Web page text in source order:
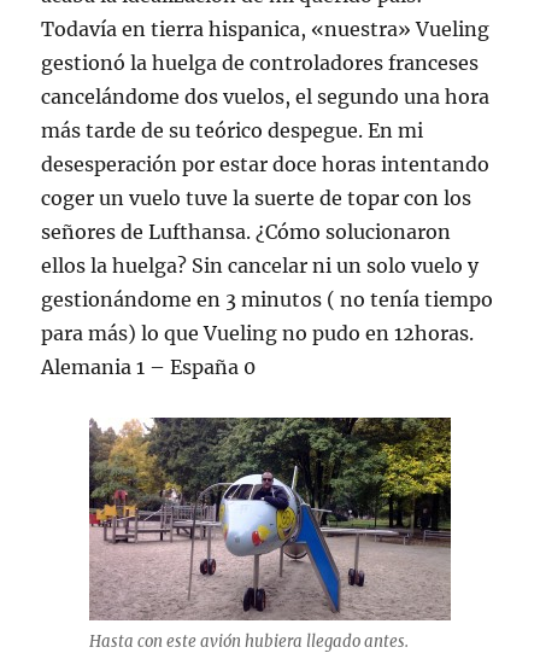
Todavía en tierra hispanica, «nuestra» Vueling
gestionó la huelga de controladores franceses
cancelándome dos vuelos, el segundo una hora
más tarde de su teórico despegue. En mi
desesperación por estar doce horas intentando
coger un vuelo tuve la suerte de topar con los
señores de Lufthansa. ¿Cómo solucionaron
ellos la huelga? Sin cancelar ni un solo vuelo y
gestionándome en 3 minutos ( no tenía tiempo
para más) lo que Vueling no pudo en 12horas.
Alemania 1 – España 0
Hasta con este avión hubiera llegado antes.